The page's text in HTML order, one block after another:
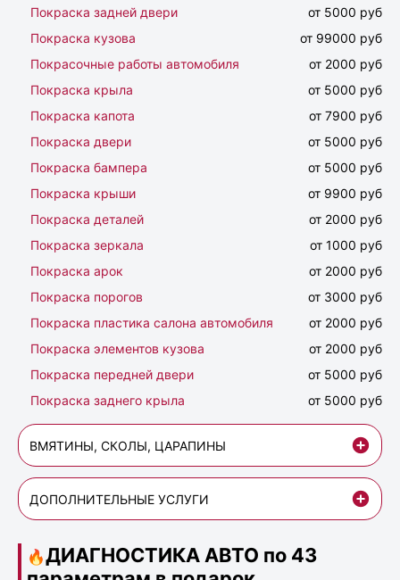
Покраска задней двери
от 5000 руб
Покраска кузова
от 99000 руб
Покрасочные работы автомобиля
от 2000 руб
Покраска крыла
от 5000 руб
Покраска капота
от 7900 руб
Покраска двери
от 5000 руб
Покраска бампера
от 5000 руб
Покраска крыши
от 9900 руб
Покраска деталей
от 2000 руб
Покраска зеркала
от 1000 руб
Покраска арок
от 2000 руб
Покраска порогов
от 3000 руб
Покраска пластика салона автомобиля
от 2000 руб
Покраска элементов кузова
от 2000 руб
Покраска передней двери
от 5000 руб
Покраска заднего крыла
от 5000 руб
ВМЯТИНЫ, СКОЛЫ, ЦАРАПИНЫ
ДОПОЛНИТЕЛЬНЫЕ УСЛУГИ
🔥ДИАГНОСТИКА АВТО по 43